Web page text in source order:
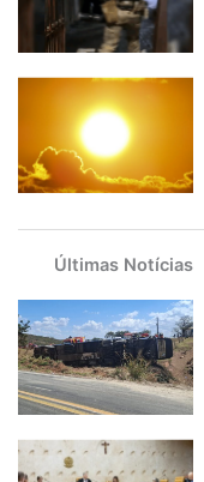
Últimas Notícias